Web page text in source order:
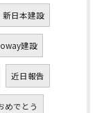
新日本建設
建設
近日報告
めでとう